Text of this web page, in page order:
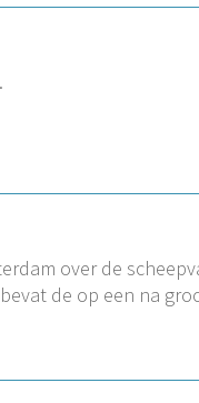
over de
de op een na